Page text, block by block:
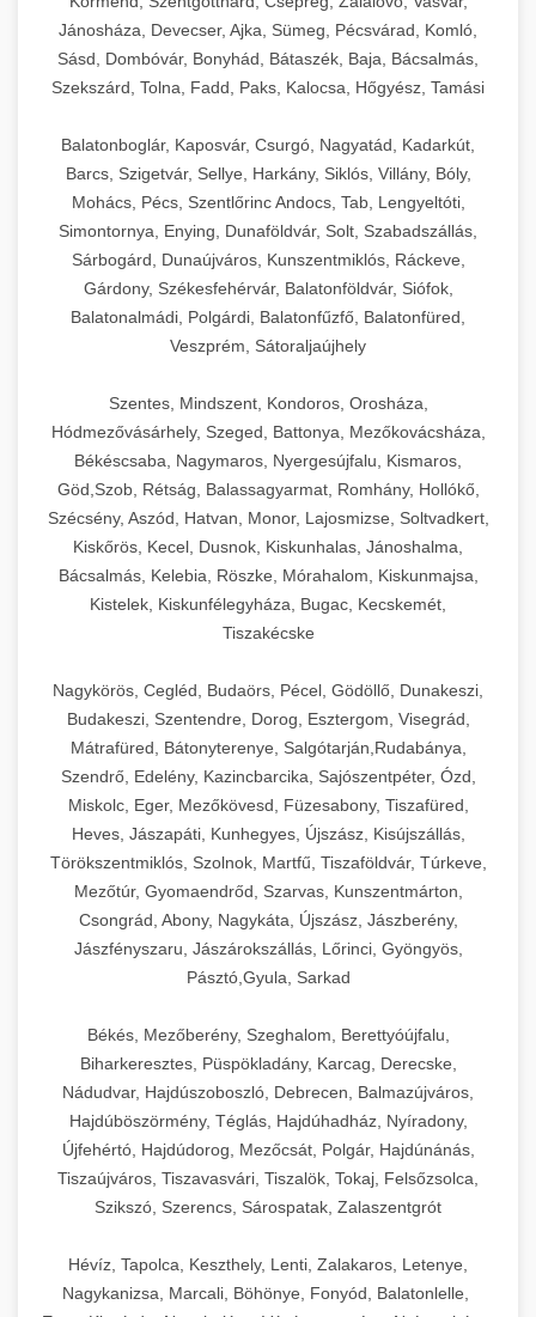
Jánosháza, Devecser, Ajka, Sümeg, Pécsvárad, Komló,
Sásd, Dombóvár, Bonyhád, Bátaszék, Baja, Bácsalmás,
Szekszárd, Tolna, Fadd, Paks, Kalocsa, Hőgyész, Tamási
Balatonboglár, Kaposvár, Csurgó, Nagyatád, Kadarkút,
Barcs, Szigetvár, Sellye, Harkány, Siklós, Villány, Bóly,
Mohács, Pécs, Szentlőrinc Andocs, Tab, Lengyeltóti,
Simontornya, Enying, Dunaföldvár, Solt, Szabadszállás,
Sárbogárd, Dunaújváros, Kunszentmiklós, Ráckeve,
Gárdony, Székesfehérvár, Balatonföldvár, Siófok,
Balatonalmádi, Polgárdi, Balatonfűzfő, Balatonfüred,
Veszprém, Sátoraljaújhely
Szentes, Mindszent, Kondoros, Orosháza,
Hódmezővásárhely, Szeged, Battonya, Mezőkovácsháza,
Békéscsaba, Nagymaros, Nyergesújfalu, Kismaros,
Göd,Szob, Rétság, Balassagyarmat, Romhány, Hollókő,
Szécsény, Aszód, Hatvan, Monor, Lajosmizse, Soltvadkert,
Kiskőrös, Kecel, Dusnok, Kiskunhalas, Jánoshalma,
Bácsalmás, Kelebia, Röszke, Mórahalom, Kiskunmajsa,
Kistelek, Kiskunfélegyháza, Bugac, Kecskemét,
Tiszakécske
Nagykörös, Cegléd, Budaörs, Pécel, Gödöllő, Dunakeszi,
Budakeszi, Szentendre, Dorog, Esztergom, Visegrád,
Mátrafüred, Bátonyterenye, Salgótarján,Rudabánya,
Szendrő, Edelény, Kazincbarcika, Sajószentpéter, Ózd,
Miskolc, Eger, Mezőkövesd, Füzesabony, Tiszafüred,
Heves, Jászapáti, Kunhegyes, Újszász, Kisújszállás,
Törökszentmiklós, Szolnok, Martfű, Tiszaföldvár, Túrkeve,
Mezőtúr, Gyomaendrőd, Szarvas, Kunszentmárton,
Csongrád, Abony, Nagykáta, Újszász, Jászberény,
Jászfényszaru, Jászárokszállás, Lőrinci, Gyöngyös,
Pásztó,Gyula, Sarkad
Békés, Mezőberény, Szeghalom, Berettyóújfalu,
Biharkeresztes, Püspökladány, Karcag, Derecske,
Nádudvar, Hajdúszoboszló, Debrecen, Balmazújváros,
Hajdúböszörmény, Téglás, Hajdúhadház, Nyíradony,
Újfehértó, Hajdúdorog, Mezőcsát, Polgár, Hajdúnánás,
Tiszaújváros, Tiszavasvári, Tiszalök, Tokaj, Felsőzsolca,
Szikszó, Szerencs, Sárospatak, Zalaszentgrót
Hévíz, Tapolca, Keszthely, Lenti, Zalakaros, Letenye,
Nagykanizsa, Marcali, Böhönye, Fonyód, Balatonlelle,